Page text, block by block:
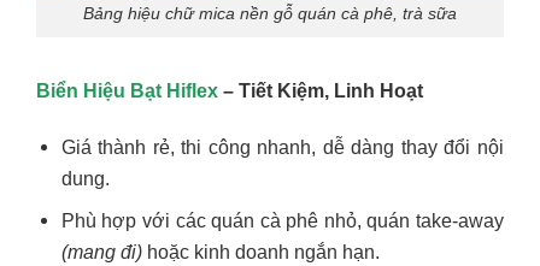
Bảng hiệu chữ mica nền gỗ quán cà phê, trà sữa
Biển Hiệu Bạt Hiflex – Tiết Kiệm, Linh Hoạt
Giá thành rẻ, thi công nhanh, dễ dàng thay đổi nội
dung.
Phù hợp với các quán cà phê nhỏ, quán take-away
(mang đi)hoặc kinh doanh ngắn hạn.